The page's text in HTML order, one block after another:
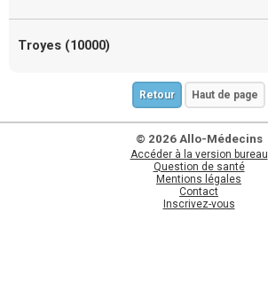
Troyes (10000)
Retour Haut de page
© 2026 Allo-Médecins
Accéder à la version bureau
Question de santé
Mentions légales
Contact
Inscrivez-vous